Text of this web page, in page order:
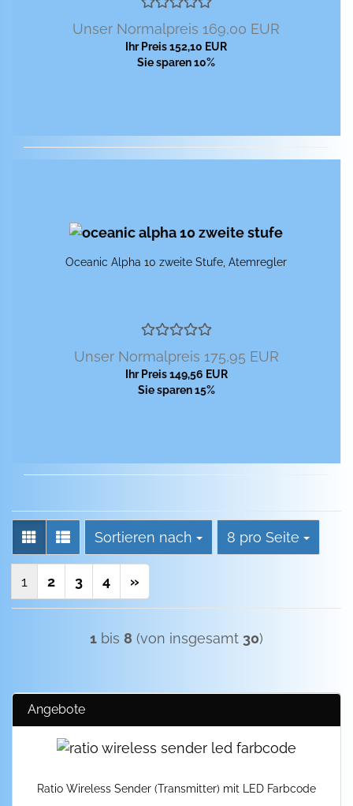
Unser Normalpreis 169,00 EUR
Ihr Preis 152,10 EUR
Sie sparen 10%
Ocea­nic Alpha 10 zwei­te Stufe, Atem­reg­ler
Unser Normalpreis 175,95 EUR
Ihr Preis 149,56 EUR
Sie sparen 15%
Sortieren nach
Sortieren nach 8 pro Seite
pro Seite
1 2 3 4 »
1 bis 8 (von insgesamt 30)
Angebote
Ratio Wire­less Sen­der (Trans­mit­ter) mit LED Farb­code